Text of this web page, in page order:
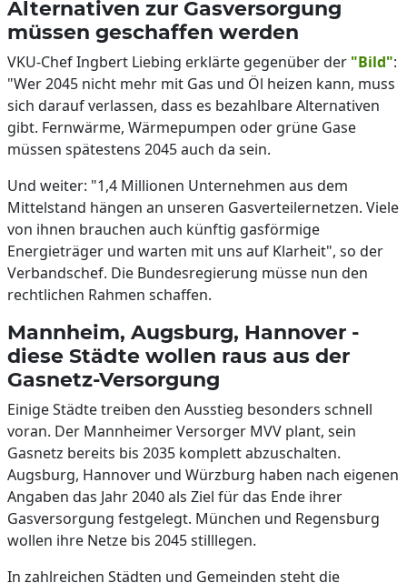
Alternativen zur Gasversorgung
müssen geschaffen werden
VKU-Chef Ingbert Liebing erklärte gegenüber der "Bild":
"Wer 2045 nicht mehr mit Gas und Öl heizen kann, muss
sich darauf verlassen, dass es bezahlbare Alternativen
gibt. Fernwärme, Wärmepumpen oder grüne Gase
müssen spätestens 2045 auch da sein.
Und weiter: "1,4 Millionen Unternehmen aus dem
Mittelstand hängen an unseren Gasverteilernetzen. Viele
von ihnen brauchen auch künftig gasförmige
Energieträger und warten mit uns auf Klarheit", so der
Verbandschef. Die Bundesregierung müsse nun den
rechtlichen Rahmen schaffen.
Mannheim, Augsburg, Hannover -
diese Städte wollen raus aus der
Gasnetz-Versorgung
Einige Städte treiben den Ausstieg besonders schnell
voran. Der Mannheimer Versorger MVV plant, sein
Gasnetz bereits bis 2035 komplett abzuschalten.
Augsburg, Hannover und Würzburg haben nach eigenen
Angaben das Jahr 2040 als Ziel für das Ende ihrer
Gasversorgung festgelegt. München und Regensburg
wollen ihre Netze bis 2045 stilllegen.
In zahlreichen Städten und Gemeinden steht die